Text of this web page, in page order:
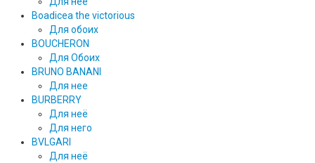
Boadicea the victorious
Для обоих
BOUCHERON
Для Обоих
BRUNO BANANI
Для нее
BURBERRY
Для неё
Для него
BVLGARI
Для неё